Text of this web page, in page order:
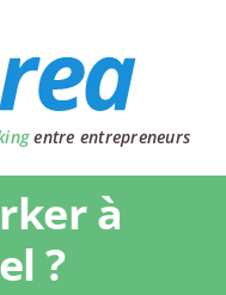
entre entrepreneurs
à
?